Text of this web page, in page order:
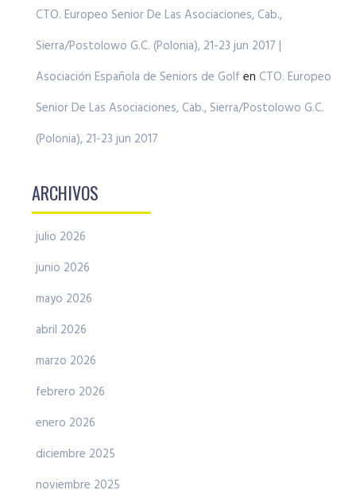
CTO. Europeo Senior De Las Asociaciones, Cab.,
Sierra/Postolowo G.C. (Polonia), 21-23 jun 2017 |
Asociación Española de Seniors de Golf en CTO. Europeo
Senior De Las Asociaciones, Cab., Sierra/Postolowo G.C.
(Polonia), 21-23 jun 2017
ARCHIVOS
julio 2026
junio 2026
mayo 2026
abril 2026
marzo 2026
febrero 2026
enero 2026
diciembre 2025
noviembre 2025